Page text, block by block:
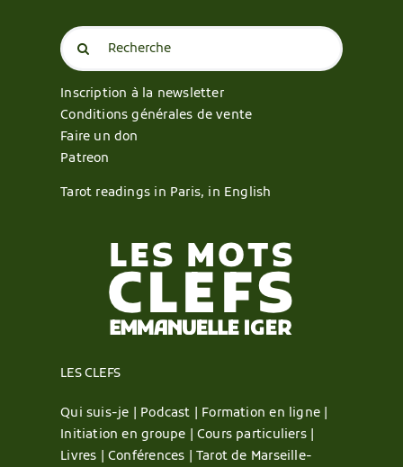
Search
for:
Inscription à la newsletter
Conditions générales de vente
Faire un don
Patreon
Tarot readings in Paris, in English
LES CLEFS
Qui suis-je | Podcast | Formation en ligne |
Initiation en groupe |Cours particuliers |
Livres |Conférences |Tarot de Marseille-